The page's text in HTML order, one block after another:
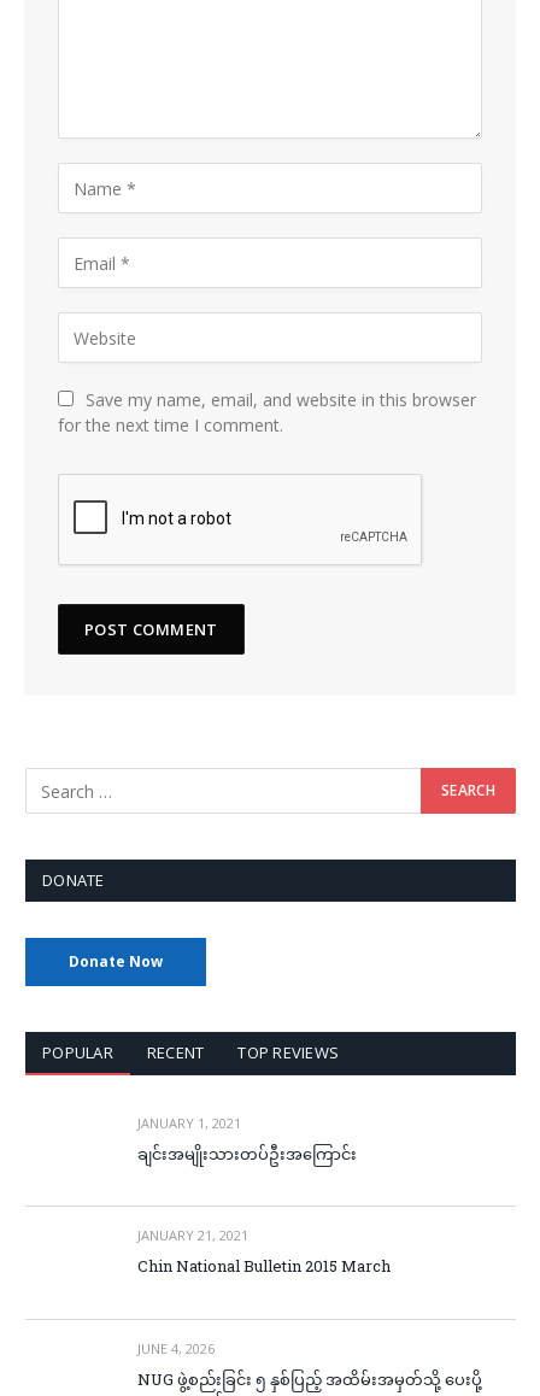
Save my name, email, and website in this browser
for the next time I comment.
DONATE
Donate Now
POPULAR RECENT TOP REVIEWS
JANUARY 1, 2021
ချင်းအမျိုးသားတပ်ဦးအကြောင်း
JANUARY 21, 2021
Chin National Bulletin 2015 March
JUNE 4, 2026
NUG ဖွဲ့စည်းခြင်း ၅ နှစ်ပြည့် အထိမ်းအမှတ်သို့ ပေးပို့